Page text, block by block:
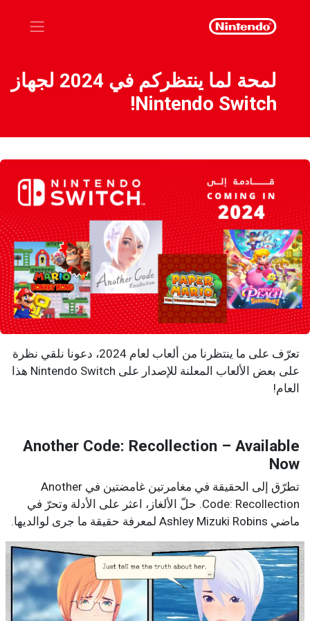
لمحة لما ينتظركم في 2024 لجهاز
Nintendo Switch!
تعرّف على ما ينتظرنا من ألعاب لعام 2024، دعونا نلقي نظرة
على بعض الألعاب المعلنة للإصدار على Nintendo Switch هذا
العام!
Another Code: Recollection – Available
Now
تطرّق إلى الحقيقة في مغامرتين غامضتين في Another
Code: Recollection. حلّ الألغاز، اعثر على الأدلة وتحرّ في
ماضي Ashley Mizuki Robins لمعرفة حقيقة ما جرى لوالديها.